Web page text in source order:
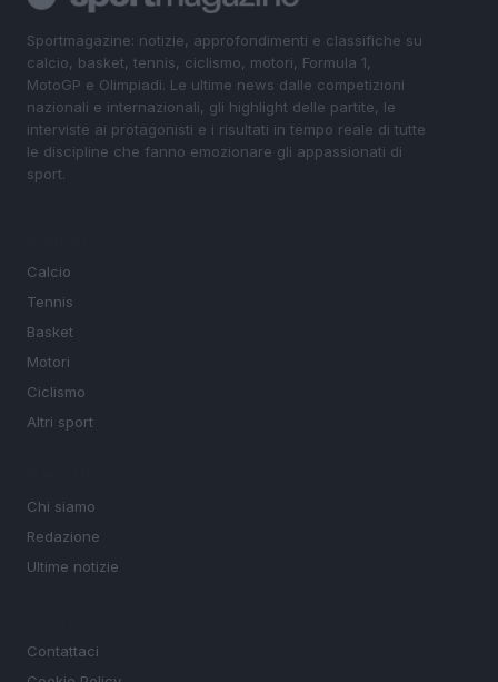
Sportmagazine: notizie, approfondimenti e classifiche su
calcio, basket, tennis, ciclismo, motori, Formula 1,
MotoGP e Olimpiadi. Le ultime news dalle competizioni
nazionali e internazionali, gli highlight delle partite, le
interviste ai protagonisti e i risultati in tempo reale di tutte
le discipline che fanno emozionare gli appassionati di
sport.
Calcio
Tennis
Basket
Motori
Ciclismo
Altri sport
Chi siamo
Redazione
Ultime notizie
Contattaci